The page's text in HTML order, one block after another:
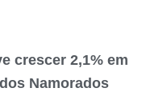
crescer 2,1% em
Namorados